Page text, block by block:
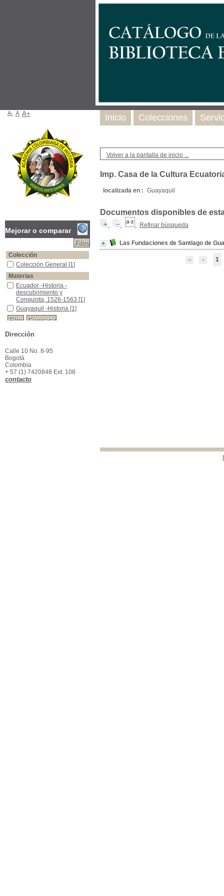
Volver a la pantalla de inicio ...
Imp. Casa de la Cultura
localizada en : Guayaquil
Documentos disponibles de
Refinar búsqueda
Las Fundaciones de Santiago de
1
Inicio Colecciones
A- A A+
Mejorar o comparar
Colección
Colección General
Colección General [1]
Materias
Ecuador -Historia -descubrimiento y Conquista, 1526-1563
Ecuador -Historia -
descubrimiento y
Conquista, 1526-1563 [1]
Guayaquil -Historia
Guayaquil -Historia [1]
Dirección
Calle 10 No. 8-95
Bogotá
Colombia
+ 57 (1) 7420848 Ext. 108
contacto